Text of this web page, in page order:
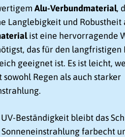
Alu-Verbundmaterial,
Langlebigkeit und Robustheit
ist eine hervorragende
das für den langfristigen
geeignet ist. Es ist leicht,
Regen als auch starker
Beständigkeit bleibt das
farbecht